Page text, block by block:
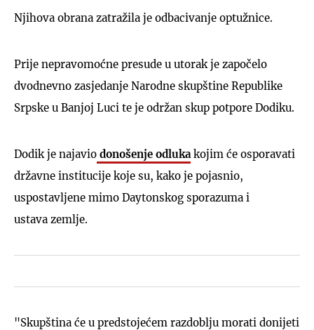
Njihova obrana zatražila je odbacivanje optužnice.
Prije nepravomoćne presude u utorak je započelo
dvodnevno zasjedanje Narodne skupštine Republike
Srpske u Banjoj Luci te je održan skup potpore Dodiku.
Dodik je najavio donošenje odluka kojim će osporavati
državne institucije koje su, kako je pojasnio,
uspostavljene mimo Daytonskog sporazuma i
ustava zemlje.
"Skupština će u predstojećem razdoblju morati donijeti